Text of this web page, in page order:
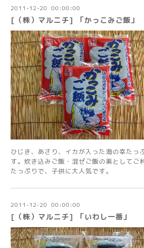
2011 -12-20 00:00:00
[（株）マルニチ] 「かっこみご飯」
ひじき、あさり、イカが入った海の幸たっ
す。炊き込みご飯・混ぜご飯の素としてご
たっぷりで、子供に大人気です。
2011 -12-20 00:00:00
[（株）マルニチ] 「いわし一番」